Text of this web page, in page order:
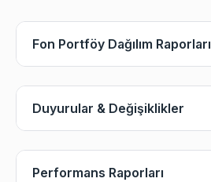
Fon Portföy Dağılım Raporları
Duyurular & Değişiklikler
Performans Raporları